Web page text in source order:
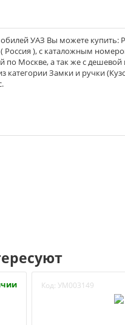
УАЗ Вы можете купить:
), с каталожным
по Москве, а так же с
категории Замки и ручки
Код: УМ003149